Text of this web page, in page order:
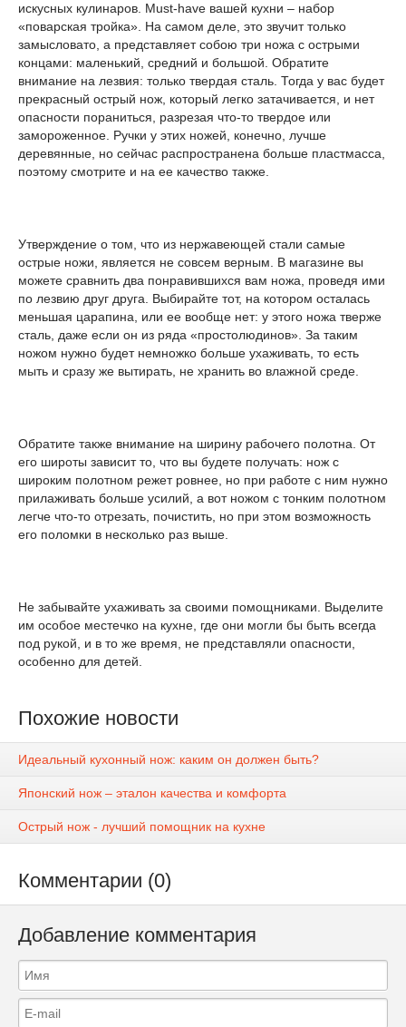
искусных кулинаров. Must-have вашей кухни – набор
«поварская тройка». На самом деле, это звучит только
замысловато, а представляет собою три ножа с острыми
концами: маленький, средний и большой. Обратите
внимание на лезвия: только твердая сталь. Тогда у вас будет
прекрасный острый нож, который легко затачивается, и нет
опасности пораниться, разрезая что-то твердое или
замороженное. Ручки у этих ножей, конечно, лучше
деревянные, но сейчас распространена больше пластмасса,
поэтому смотрите и на ее качество также.
Утверждение о том, что из нержавеющей стали самые
острые ножи, является не совсем верным. В магазине вы
можете сравнить два понравившихся вам ножа, проведя ими
по лезвию друг друга. Выбирайте тот, на котором осталась
меньшая царапина, или ее вообще нет: у этого ножа тверже
сталь, даже если он из ряда «простолюдинов». За таким
ножом нужно будет немножко больше ухаживать, то есть
мыть и сразу же вытирать, не хранить во влажной среде.
Обратите также внимание на ширину рабочего полотна. От
его широты зависит то, что вы будете получать: нож с
широким полотном режет ровнее, но при работе с ним нужно
прилаживать больше усилий, а вот ножом с тонким полотном
легче что-то отрезать, почистить, но при этом возможность
его поломки в несколько раз выше.
Не забывайте ухаживать за своими помощниками. Выделите
им особое местечко на кухне, где они могли бы быть всегда
под рукой, и в то же время, не представляли опасности,
особенно для детей.
Похожие новости
Идеальный кухонный нож: каким он должен быть?
Японский нож – эталон качества и комфорта
Острый нож - лучший помощник на кухне
Комментарии (0)
Добавление комментария